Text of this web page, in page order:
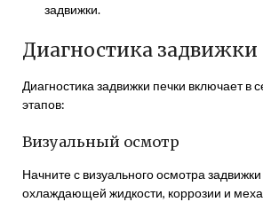
задвижки.
Диагностика задвижки
Диагностика задвижки печки включает в
этапов:
Визуальный осмотр
Начните с визуального осмотра
охлаждающей жидкости, коррозии и